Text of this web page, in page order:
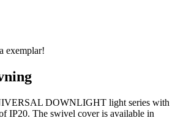
exemplar!
DOWNLIGHT light series with
IP20. The swivel cover is available in